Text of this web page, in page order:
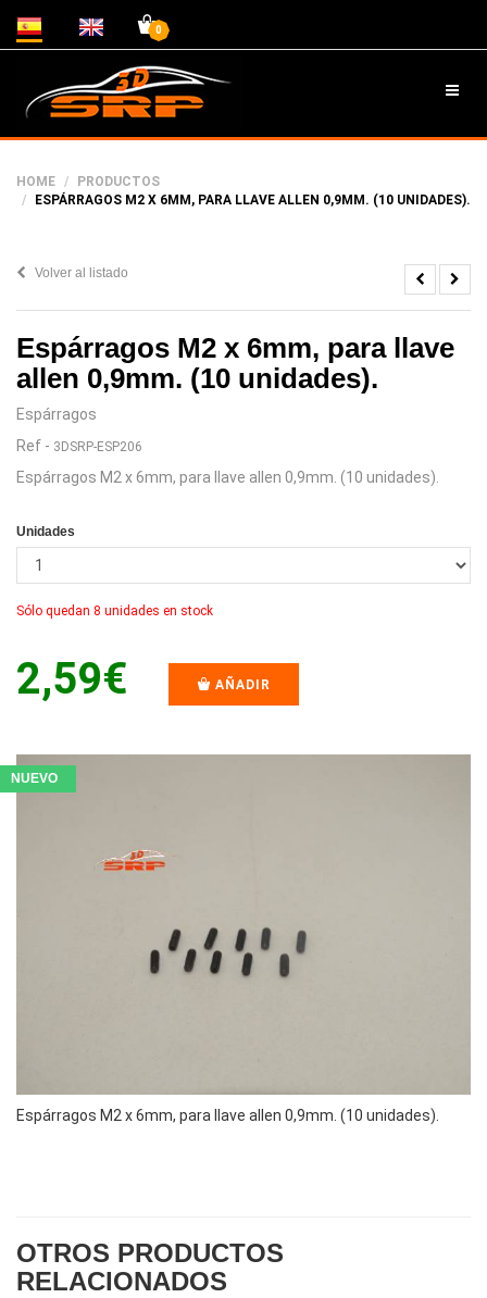
0
HOME
PRODUCTOS
ESPÁRRAGOS M2 X 6MM, PARA LLAVE ALLEN 0,9MM. (10 UNIDADES).
Volver al listado
Espárragos M2 x 6mm, para llave
allen 0,9mm. (10 unidades).
Espárragos
Ref - 3DSRP-ESP206
Espárragos M2 x 6mm, para llave allen 0,9mm. (10 unidades).
Unidades
Sólo quedan 8 unidades en stock
2,59€ AÑADIR
NUEVO
Espárragos M2 x 6mm, para llave allen 0,9mm. (10 unidades).
OTROS PRODUCTOS
RELACIONADOS